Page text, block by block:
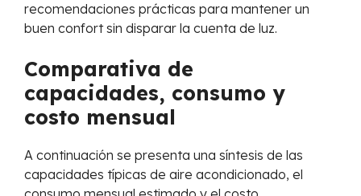
recomendaciones prácticas para mantener un
buen confort sin disparar la cuenta de luz.
Comparativa de
capacidades, consumo y
costo mensual
A continuación se presenta una síntesis de las
capacidades típicas de aire acondicionado, el